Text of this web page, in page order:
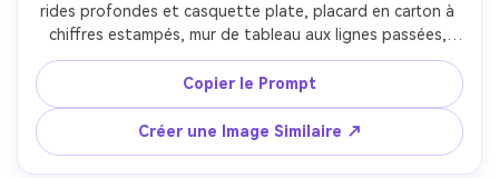
rides profondes et casquette plate, placard en carton à
chiffres estampés, mur de tableau aux lignes passées,
effet scan sépia, poussière et rayures, flash doux, prise
au 50mm, cadrage poitrine, réalisme historique
documentaire, lumière cinématographique douce --ar 4:5
Copier le Prompt
Créer une Image Similaire ↗